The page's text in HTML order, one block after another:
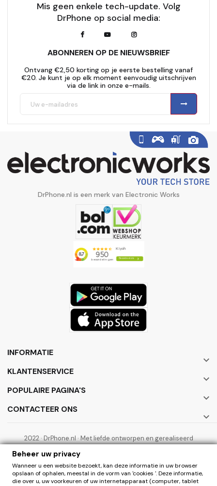
Mis geen enkele tech-update. Volg
DrPhone op social media:
ABONNEREN OP DE NIEUWSBRIEF
Ontvang €2,50 korting op je eerste bestelling vanaf
€20. Je kunt je op elk moment eenvoudig uitschrijven
via de link in onze e-mails.
DrPhone.nl is een merk van Electronic Works
INFORMATIE

KLANTENSERVICE

POPULAIRE PAGINA'S

CONTACTEER ONS

2022 · DrPhone.nl · Met liefde ontworpen en gerealiseerd
Beheer uw privacy
Wanneer u een website bezoekt, kan deze informatie in uw browser
opslaan of ophalen, meestal in de vorm van 'cookies '. Deze informatie,
die over u, uw voorkeuren of uw internetapparaat (computer, tablet